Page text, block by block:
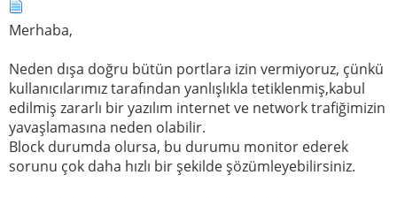
Merhaba,
Neden dışa doğru bütün portlara izin vermiyoruz, çünkü
kullanıcılarımız tarafından yanlışlıkla tetiklenmiş,kabul
edilmiş zararlı bir yazılım internet ve network trafiğimizin
yavaşlamasına neden olabilir.
Block durumda olursa, bu durumu monitor ederek
sorunu çok daha hızlı bir şekilde şözümleyebilirsiniz.